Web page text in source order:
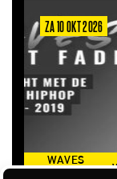
DON'T FADE